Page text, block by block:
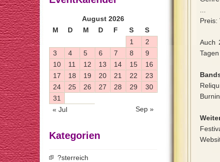
Preis:
Auch
August 2026
M
D M D F S S
« Jul Sep »
1
2
3
4 5 6 7 8
9
10
11 12 13 14 15
16
17
18 19 20 21 22
23
24
25 26 27 28 29
30
31
Kategorien
?sterreich